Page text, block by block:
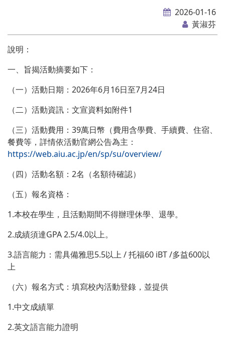
2026-01-16
黃淑芬
說明：
一、旨揭活動摘要如下：
（一）活動日期：2026年6月16日至7月24日
（二）活動資訊：文宣資料如附件1
（三）活動費用：39萬日幣（費用含學費、手續費、住宿、
餐費等，詳情依活動官網公告為主：
https://web.aiu.ac.jp/en/sp/su/overview/
（四）活動名額：2名（名額待確認）
（五）報名資格：
1.本校在學生，且活動期間不得辦理休學、退學。
2.成績須達GPA 2.5/4.0以上。
3.語言能力：需具備雅思5.5以上 / 托福60 iBT /多益600以
上
（六）報名方式：填寫校內活動登錄，並提供
1.中文成績單
2.英文語言能力證明